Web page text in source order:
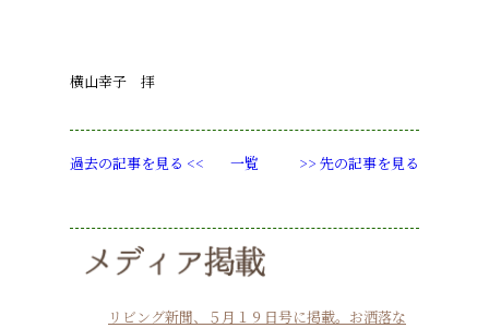
横山幸子 拝
過去の記事を見る << 一覧 >> 先の記事を見る
リビング新聞、５月１９日号に掲載。お洒落な